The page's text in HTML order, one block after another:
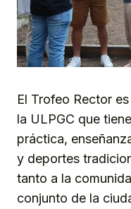
El Trofeo Rector
la ULPGC que
práctica,
y deportes
tanto a la
conjunto de la